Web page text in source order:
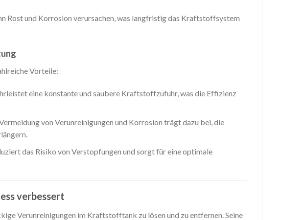
Rost und Korrosion verursachen, was langfristig das Kraftstoffsystem
Vorteile:
eine konstante und saubere Kraftstoffzufuhr, was die Effizienz
von Verunreinigungen und Korrosion trägt dazu bei, die
das Risiko von Verstopfungen und sorgt für eine optimale
verbessert
Verunreinigungen im Kraftstofftank zu lösen und zu entfernen. Seine